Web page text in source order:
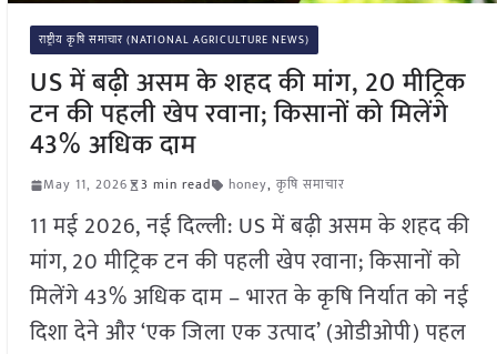
राष्ट्रीय कृषि समाचार (NATIONAL AGRICULTURE NEWS)
US में बढ़ी असम के शहद की मांग, 20 मीट्रिक
टन की पहली खेप रवाना; किसानों को मिलेंगे
43% अधिक दाम
May 11, 2026 3 min read honey, कृषि समाचार
11 मई 2026, नई दिल्ली: US में बढ़ी असम के शहद की
मांग, 20 मीट्रिक टन की पहली खेप रवाना; किसानों को
मिलेंगे 43% अधिक दाम – भारत के कृषि निर्यात को नई
दिशा देने और ‘एक जिला एक उत्पाद’ (ओडीओपी) पहल